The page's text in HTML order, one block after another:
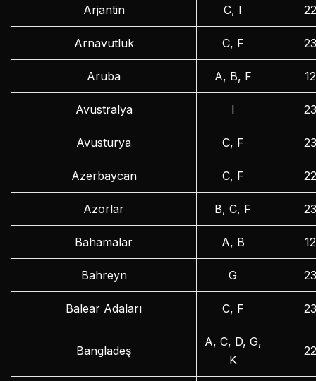
Arjantin C, I
Arnavutluk C, F
Aruba A, B, F
Avustralya I
Avusturya C, F
Azerbaycan C, F
Azorlar B, C, F
Bahamalar A, B
Bahreyn G
Balear Adaları C, F
Bangladeş
A, C, D, G,
K